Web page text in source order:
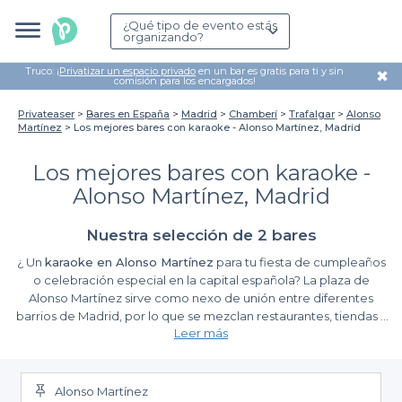
¿Qué tipo de evento estás
organizando?
Truco: ¡Privatizar un espacio privado en un bar es gratis para ti y sin
comisión para los encargados! ✖
Privateaser Bares en España Madrid Chamberí Trafalgar
Alonso
Martínez
Los mejores bares con karaoke - Alonso Martínez, Madrid
Los mejores bares con karaoke -
Alonso Martínez, Madrid
Nuestra selección de 2 bares
¿ Un karaoke en Alonso Martínez para tu fiesta de cumpleaños
o celebración especial en la capital española? La plaza de
Alonso Martínez sirve como nexo de unión entre diferentes
barrios de Madrid, por lo que se mezclan restaurantes, tiendas y
personas de todo tipo. DesdePrivateaser
de losmejores karaokes de Alonso Martínez. Gracias a nuestros
filtros podrás seleccionar el local que más se ajuste a tus
Leer más
Alonso Martínez